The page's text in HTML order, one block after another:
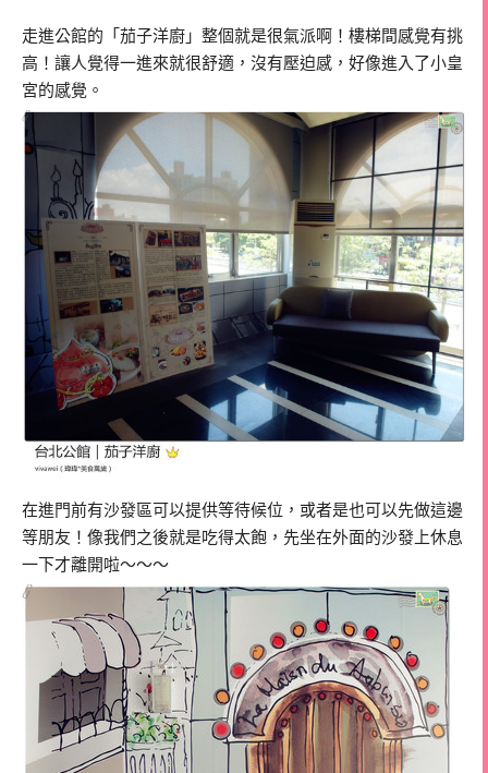
走進公館的「茄子洋廚」整個就是很氣派啊！樓梯間感覺有挑
高！讓人覺得一進來就很舒適，沒有壓迫感，好像進入了小皇
宮的感覺。
在進門前有沙發區可以提供等待候位，或者是也可以先做這邊
等朋友！像我們之後就是吃得太飽，先坐在外面的沙發上休息
一下才離開啦～～～